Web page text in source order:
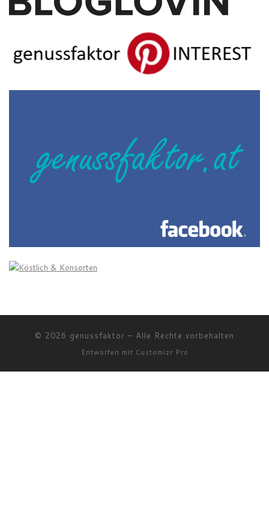
© 2026 genussfaktor – Alle Rechte vorbehalten
Entworfen mit Customizr Pro